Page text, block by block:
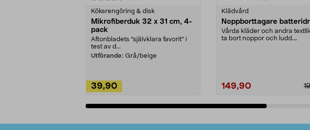
Köksrengöring & disk
Mikrofiberduk 32 x 31 cm, 4-
pack
Aftonbladets "självklara favorit” i
test av d...
Utförande: Grå/beige
39,90
Klädvård
Noppborttagare
Vårda kläder och andra
ta bort noppor och ludd.
149,90